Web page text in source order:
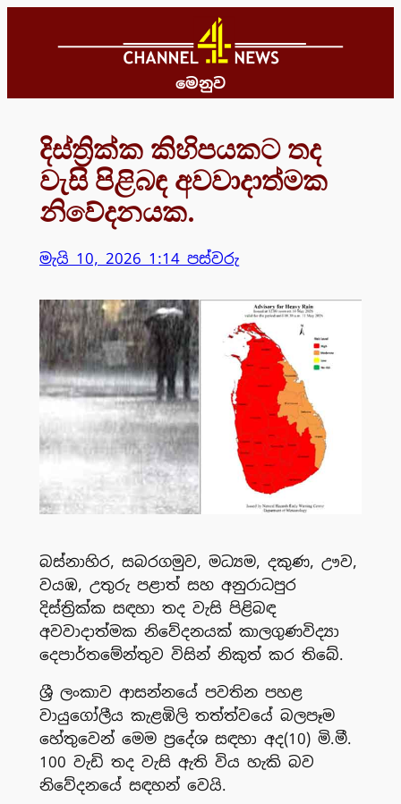
මෙනුව
දිස්ත්‍රික්ක කිහිපයකට තද
වැසි පිළිබඳ අවවාදාත්මක
නිවේදනයක.
මැයි 10, 2026 1:14 පස්වරු
බස්නාහිර, සබරගමුව, මධ්‍යම, දකුණ, ඌව,
වයඹ, උතුරු පළාත් සහ අනුරාධපුර
දිස්ත්‍රික්ක සඳහා තද වැසි පිළිබඳ
අවවාදාත්මක නිවේදනයක් කාලගුණවිද්‍යා
දෙපාර්තමේන්තුව විසින් නිකුත් කර තිබේ.
ශ්‍රී ලංකාව ආසන්නයේ පවතින පහළ
වායුගෝලීය කැළඹිලි තත්ත්වයේ බලපෑම
හේතුවෙන් මෙම ප්‍රදේශ සඳහා අද(10) මි.මී.
100 වැඩි තද වැසි ඇති විය හැකි බව
නිවේදනයේ සඳහන් වෙයි.